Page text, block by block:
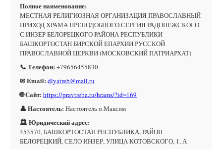
Полное наименование:
МЕСТНАЯ РЕЛИГИОЗНАЯ ОРГАНИЗАЦИЯ ПРАВОСЛАВНЫЙ
ПРИХОД ХРАМА ПРЕПОДОБНОГО СЕРГИЯ РАДОНЕЖСКОГО
С.ИНЗЕР БЕЛОРЕЦКОГО РАЙОНА РЕСПУБЛИКИ
БАШКОРТОСТАН БИРСКОЙ ЕПАРХИИ РУССКОЙ
ПРАВОСЛАВНОЙ ЦЕРКВИ (МОСКОВСКИЙ ПАТРИАРХАТ)
📞 Телефон: +79656455830
✉ Email: dlyatreb@mail.ru
🌐 Сайт: https://pravtreba.ru/hrams/?id=169
👤 Настоятель: Настоятель о.Максим
🏛 Юридический адрес:
453570, БАШКОРТОСТАН РЕСПУБЛИКА, РАЙОН
БЕЛОРЕЦКИЙ, СЕЛО ИНЗЕР, УЛИЦА КОТОВСКОГО, 1, А